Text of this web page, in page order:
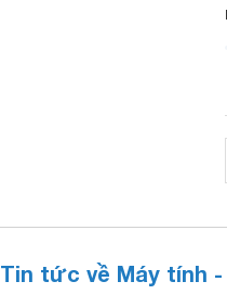
Tin tức về Máy tính